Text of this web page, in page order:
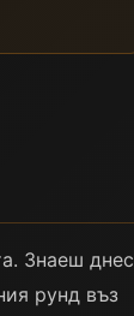
Знаеш днес
рунд въз